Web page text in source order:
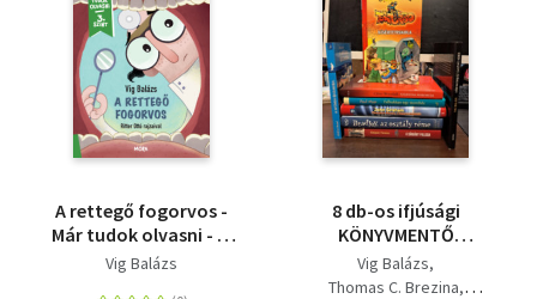
A rettegő fogorvos -
Már tudok olvasni - 3.
szint
Vig Balázs
8 db-os ifjúsági
KÖNYVMENTŐ
AJÁNLAT: Három
bajusz gazdát
Vig Balázs
Thomas C. Brezina